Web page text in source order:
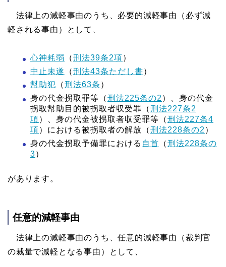
法律上の減軽事由のうち、必要的減軽事由（必ず減
軽される事由）として、
心神耗弱 （刑法39条2項）
中止未遂
（刑法43条ただし書）
幇助犯 （刑法63条 ）
身の代金拐取罪等（刑法225条の2 ）、身の代金
拐取幇助目的被拐取者収受罪（刑法227条2
項）、身の代金被拐取者収受罪等（刑法227条4
項）における被拐取者の解放（刑法228条の2 ）
身の代金拐取予備罪における 自首 （刑法228条の
3）
があります。
任意的減軽事由
法律上の減軽事由のうち、任意的減軽事由（裁判官
の裁量で減軽となる事由）として、